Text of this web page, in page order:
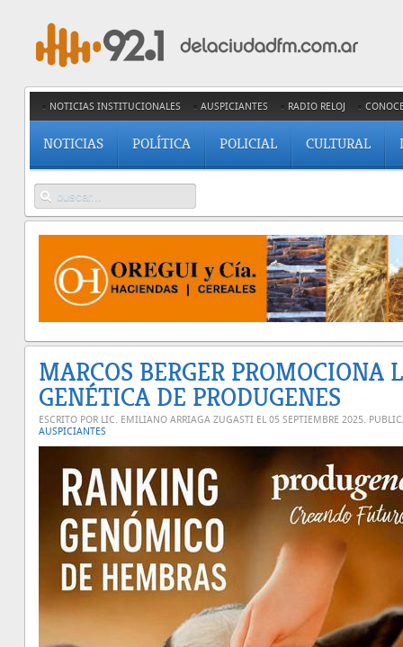
NOTICIAS INSTITUCIONALES AUSPICIANTES RADIO RELOJ
NOTICIAS POLÍTICA POLICIAL CULTURAL
MARCOS BERGER PROMOCIONA
GENÉTICA DE PRODUGENES
ESCRITO POR LIC. EMILIANO ARRIAGA ZUGASTI EL 05 SEPTIEMBRE 2025.
AUSPICIANTES